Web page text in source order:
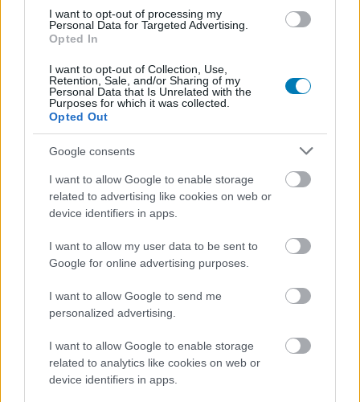
I want to opt-out of processing my
Personal Data for Targeted Advertising.
Opted In
I want to opt-out of Collection, Use,
Retention, Sale, and/or Sharing of my
Personal Data that Is Unrelated with the
Purposes for which it was collected.
Opted Out
Google consents
I want to allow Google to enable storage
related to advertising like cookies on web or
device identifiers in apps.
I want to allow my user data to be sent to
Google for online advertising purposes.
I want to allow Google to send me
personalized advertising.
I want to allow Google to enable storage
related to analytics like cookies on web or
device identifiers in apps.
eljutni az Ezrát és Thrawnt kereső címszereplő, szóval
simán elképzelhető, hogy ott majd még közelebbről is
megcsodálhatjuk a most csak megvillantott purrgileket.
SMASH by Meló-Diák: Homok, zene és a nyár legjobb
hangulata – Jön a második forduló! (X)
Július végén folytatódik a balatoni strandröplabda-
#the mandalorian #disney #lucasfilm
#star
#disney+ #thrawn
#purrgil
#ahsoka